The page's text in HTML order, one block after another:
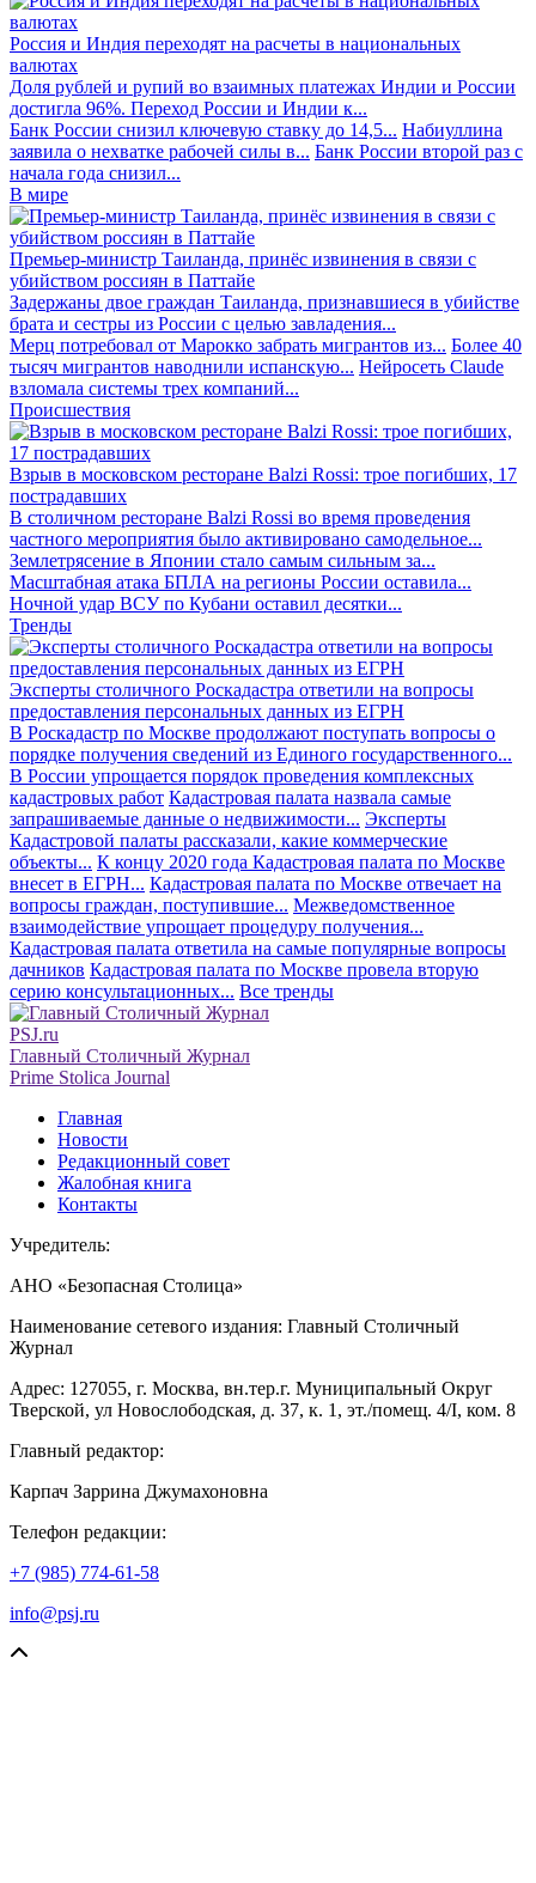
Россия и Индия переходят на расчеты в национальных
валютах
Доля рублей и рупий во взаимных платежах Индии и России
достигла 96%. Переход России и Индии к...
Банк России снизил ключевую ставку до 14,5... Набиуллина
заявила о нехватке рабочей силы в... Банк России второй раз с
начала года снизил...
В мире
Премьер-министр Таиланда, принёс извинения в связи с
убийством россиян в Паттайе
Задержаны двое граждан Таиланда, признавшиеся в убийстве
брата и сестры из России с целью завладения...
Мерц потребовал от Марокко забрать мигрантов из... Более 40
тысяч мигрантов наводнили испанскую... Нейросеть Claude
взломала системы трех компаний...
Происшествия
Взрыв в московском ресторане Balzi Rossi: трое погибших, 17
пострадавших
В столичном ресторане Balzi Rossi во время проведения
частного мероприятия было активировано самодельное...
Землетрясение в Японии стало самым сильным за...
Масштабная атака БПЛА на регионы России оставила...
Ночной удар ВСУ по Кубани оставил десятки...
Тренды
Эксперты столичного Роскадастра ответили на вопросы
предоставления персональных данных из ЕГРН
В Роскадастр по Москве продолжают поступать вопросы о
порядке получения сведений из Единого государственного...
В России упрощается порядок проведения комплексных
кадастровых работ Кадастровая палата назвала самые
запрашиваемые данные о недвижимости... Эксперты
Кадастровой палаты рассказали, какие коммерческие
объекты... К концу 2020 года Кадастровая палата по Москве
внесет в ЕГРН... Кадастровая палата по Москве отвечает на
вопросы граждан, поступившие... Межведомственное
взаимодействие упрощает процедуру получения...
Кадастровая палата ответила на самые популярные вопросы
дачников Кадастровая палата по Москве провела вторую
серию консультационных... Все тренды
PSJ.ru
Главный Столичный Журнал
Prime Stolica Journal
Главная
Новости
Редакционный совет
Жалобная книга
Контакты
Учредитель:
АНО «Безопасная Столица»
Наименование сетевого издания: Главный Столичный
Журнал
Адрес: 127055, г. Москва, вн.тер.г. Муниципальный Округ
Тверской, ул Новослободская, д. 37, к. 1, эт./помещ. 4/I, ком. 8
Главный редактор:
Карпач Заррина Джумахоновна
Телефон редакции:
+7 (985) 774-61-58
info@psj.ru